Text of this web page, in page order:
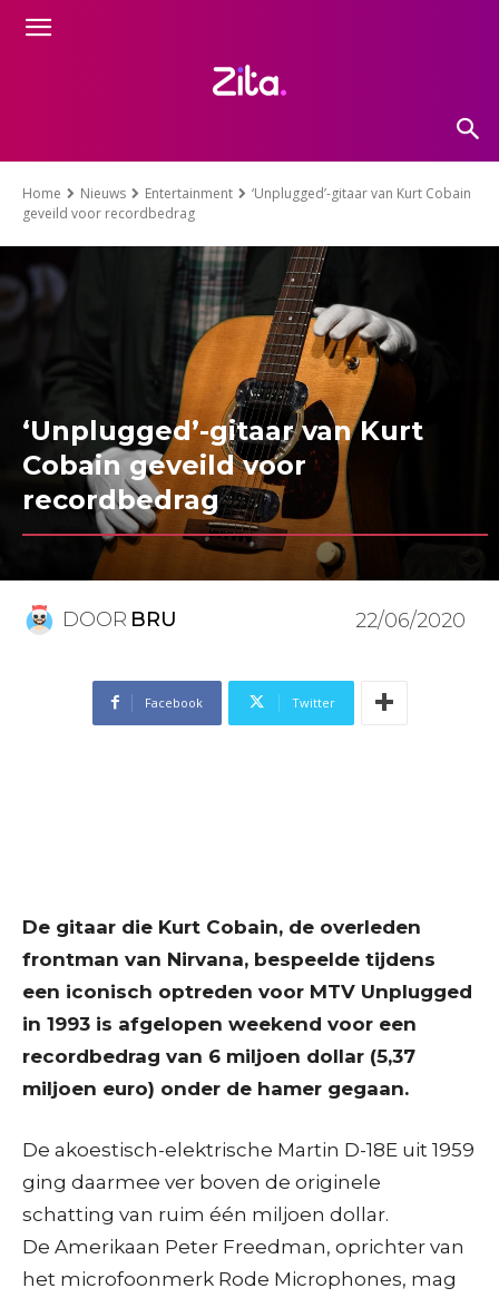
Home Nieuws Entertainment
‘Unplugged’-gitaar van Kurt Cobain
geveild voor recordbedrag
‘Unplugged’-gitaar van Kurt
Cobain geveild voor
recordbedrag
DOOR BRU 22/06/2020
Facebook Twitter
De gitaar die Kurt Cobain, de overleden
frontman van Nirvana, bespeelde tijdens
een iconisch optreden voor MTV Unplugged
in 1993 is afgelopen weekend voor een
recordbedrag van 6 miljoen dollar (5,37
miljoen euro) onder de hamer gegaan.
De akoestisch-elektrische Martin D-18E uit 1959
ging daarmee ver boven de originele
schatting van ruim één miljoen dollar.
De Amerikaan Peter Freedman, oprichter van
het microfoonmerk Rode Microphones, mag